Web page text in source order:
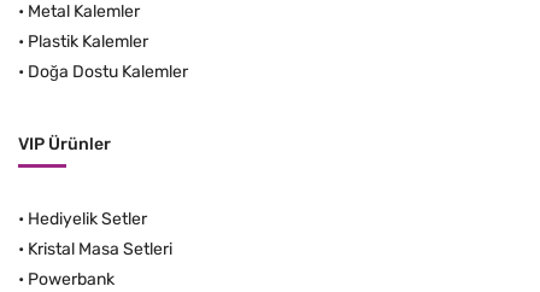
• Metal Kalemler
• Plastik Kalemler
• Doğa Dostu Kalemler
VIP Ürünler
• Hediyelik Setler
• Kristal Masa Setleri
• Powerbank